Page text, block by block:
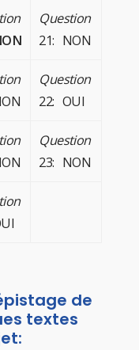
Question
21: NON
Question
22: OUI
Question
23: NON
de
textes